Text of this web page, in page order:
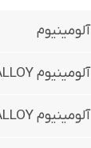
آلومینیوم
آلومینیوم ALLOY
آلومینیوم ALLOY